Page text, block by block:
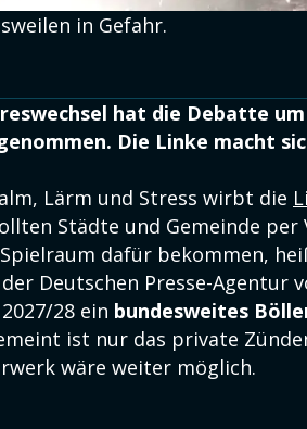
in Gefahr.
hat die Debatte
Die Linke macht
Lärm und Stress wirbt die
Städte und Gemeinde per
dafür bekommen,
Deutschen Presse-Agentur
28 ein bundesweites
ist nur das private
wäre weiter möglich.